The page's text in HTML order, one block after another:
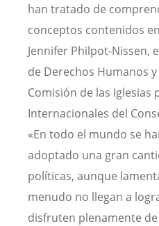
han tratado de
conceptos contenidos
Jennifer Philpot-Nissen,
de Derechos Humanos
Comisión de las Iglesias
Internacionales del
«En todo el mundo se
adoptado una gran
políticas, aunque
menudo no llegan a
disfruten plenamente